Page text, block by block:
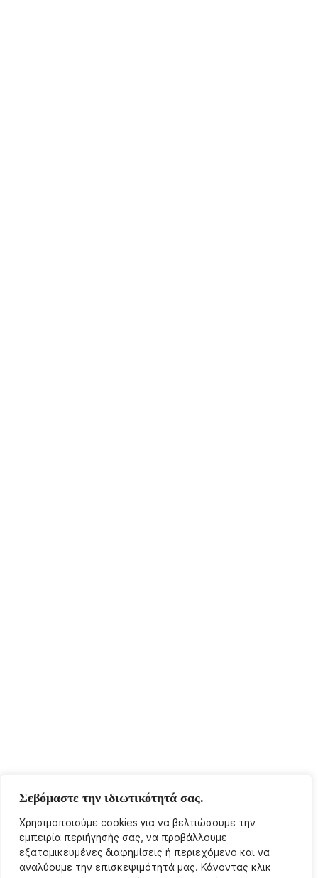
Σεβόμαστε την ιδιωτικότητά σας.
Χρησιμοποιούμε cookies για να βελτιώσουμε την
εμπειρία περιήγησής σας, να προβάλλουμε
εξατομικευμένες διαφημίσεις ή περιεχόμενο και να
αναλύουμε την επισκεψιμότητά μας. Κάνοντας κλικ